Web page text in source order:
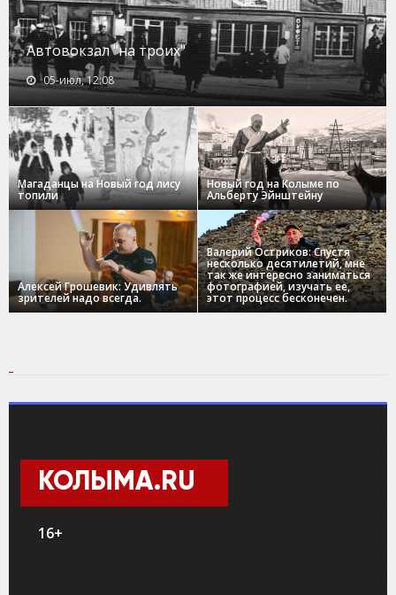
Автовокзал "на троих"
05-июл, 12:08
Магаданцы на Новый год лису
топили
Новый год на Колыме по
Альберту Эйнштейну
Алексей Грошевик: Удивлять
зрителей надо всегда.
Валерий Остриков: Спустя
несколько десятилетий, мне
так же интересно заниматься
фотографией, изучать ее,
этот процесс бесконечен.
КОЛЫМА.RU
16+